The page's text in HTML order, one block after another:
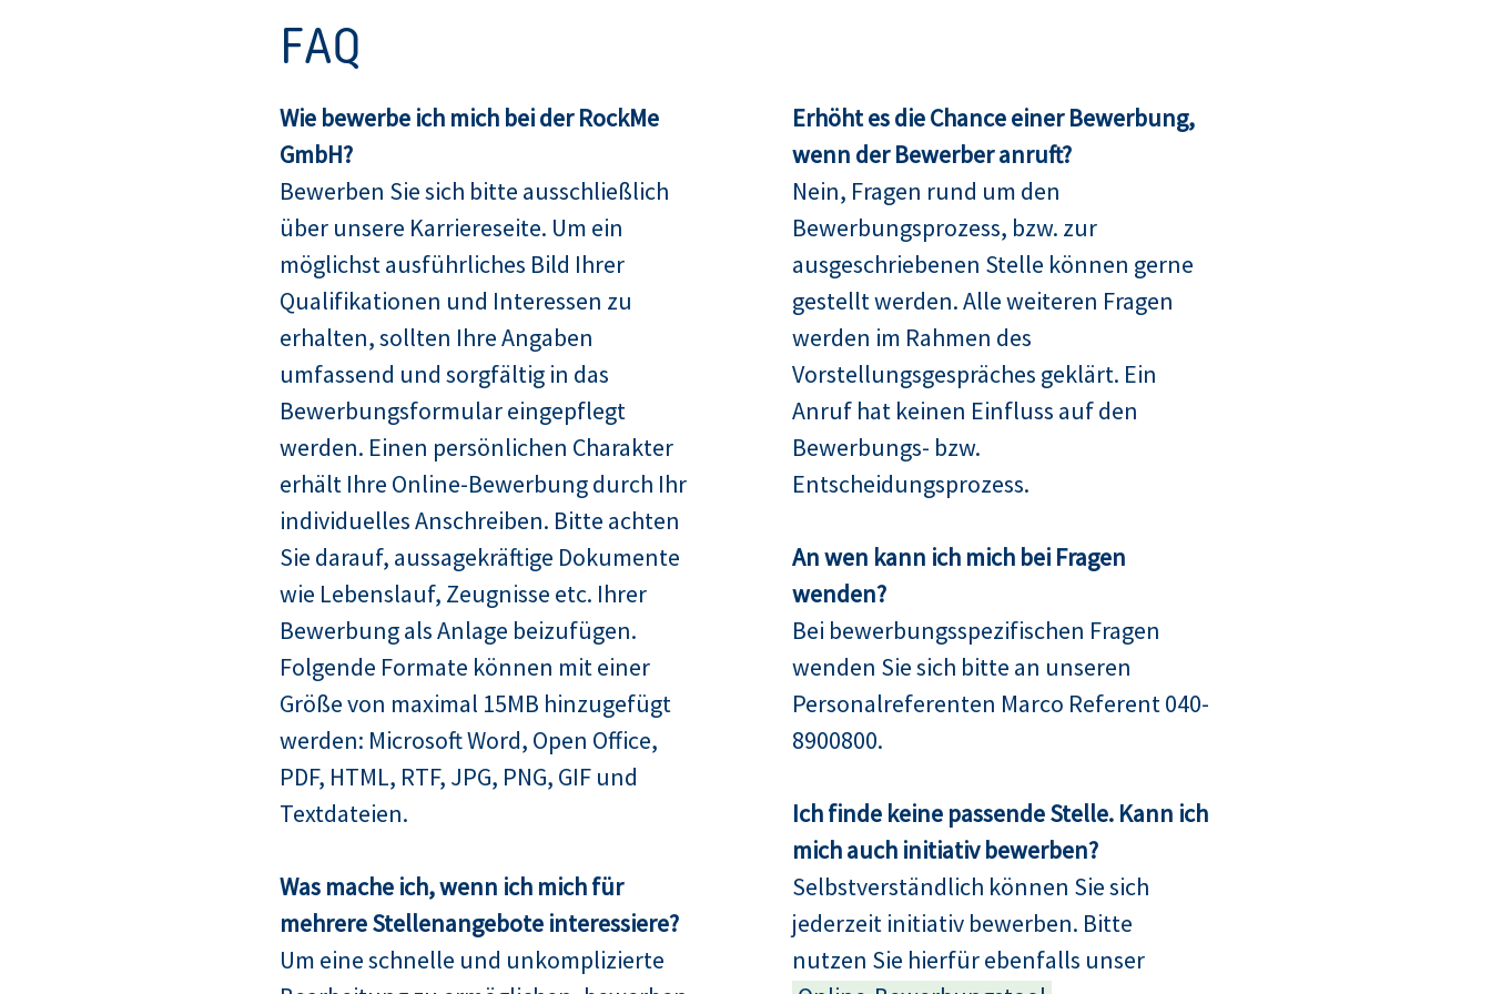
FAQ
Wie bewerbe ich mich bei der RockMe
GmbH?
Bewerben Sie sich bitte ausschließlich
über unsere Karriereseite. Um ein
möglichst ausführliches Bild Ihrer
Qualifikationen und Interessen zu
erhalten, sollten Ihre Angaben
umfassend und sorgfältig in das
Bewerbungsformular eingepflegt
werden. Einen persönlichen Charakter
erhält Ihre Online-Bewerbung durch Ihr
individuelles Anschreiben. Bitte achten
Sie darauf, aussagekräftige Dokumente
wie Lebenslauf, Zeugnisse etc. Ihrer
Bewerbung als Anlage beizufügen.
Folgende Formate können mit einer
Größe von maximal 15MB hinzugefügt
werden: Microsoft Word, Open Office,
PDF, HTML, RTF, JPG, PNG, GIF und
Textdateien.
Was mache ich, wenn ich mich für
mehrere Stellenangebote interessiere?
Um eine schnelle und unkomplizierte
Erhöht es die Chance einer Bewerbung,
wenn der Bewerber anruft?
Nein, Fragen rund um den
Bewerbungsprozess, bzw. zur
ausgeschriebenen Stelle können gerne
gestellt werden. Alle weiteren Fragen
werden im Rahmen des
Vorstellungsgespräches geklärt. Ein
Anruf hat keinen Einfluss auf den
Bewerbungs- bzw.
Entscheidungsprozess.
An wen kann ich mich bei Fragen
wenden?
Bei bewerbungsspezifischen Fragen
wenden Sie sich bitte an unseren
Personalreferenten Marco Referent 040-
8900800.
Ich finde keine passende Stelle. Kann ich
mich auch initiativ bewerben?
Selbstverständlich können Sie sich
jederzeit initiativ bewerben. Bitte
nutzen Sie hierfür ebenfalls unser